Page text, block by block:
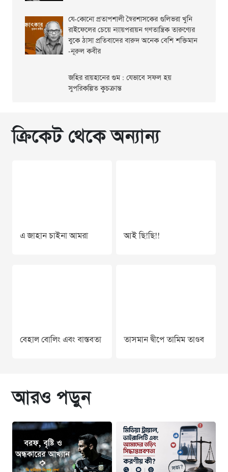
যে-কোনো প্রতাপশালী স্বৈরশাসকের গুলিভরা খুনি
রাইফেলের চেয়ে ন্যায়পরায়ন গণতান্ত্রিক তারুণ্যের
বুকে ঠাসা প্রতিবাদের বারুদ অনেক বেশি শক্তিমান
-নূরুল কবীর
জহির রায়হানের গুম : যেভাবে সফল হয়
সুপরিকল্পিত কুচক্রান্ত
ক্রিকেট থেকে অন্যান্য
এ জাহান চাইনা আমরা আই ছি!ছি!!
বেহাল বোলিং এবং বাস্তবতা তাসমান দ্বীপে তামিম তাণ্ডব
আরও পড়ুন